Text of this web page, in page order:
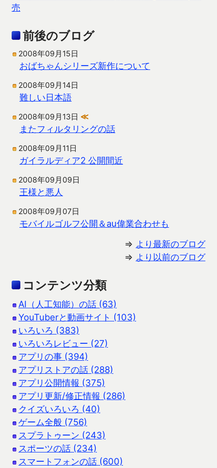
売
前後のブログ
2008年09月15日
おばちゃんシリーズ新作について
2008年09月14日
難しい日本語
2008年09月13日 ≪
またフィルタリングの話
2008年09月11日
ガイラルディア2 公開間近
2008年09月09日
王様と悪人
2008年09月07日
モバイルゴルフ公開＆au偉業合わせも
⇒ より最新のブログ
⇒ より以前のブログ
コンテンツ分類
AI（人工知能）の話 (63)
YouTuberと動画サイト (103)
いろいろ (383)
いろいろレビュー (27)
アプリの事 (394)
アプリストアの話 (288)
アプリ公開情報 (375)
アプリ更新/修正情報 (286)
クイズいろいろ (40)
ゲーム全般 (756)
スプラトゥーン (243)
スポーツの話 (234)
スマートフォンの話 (600)